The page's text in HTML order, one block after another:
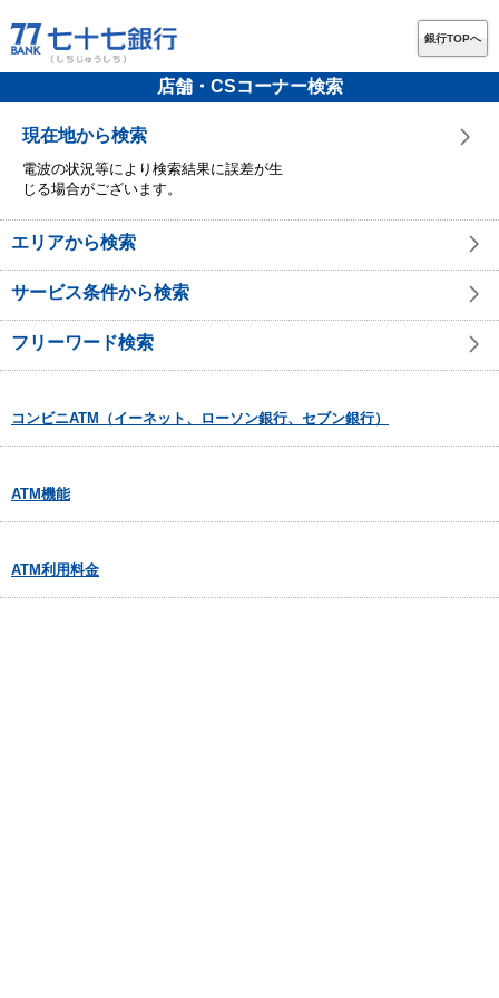
銀行TOPへ
店舗・CSコーナー検索
現在地から検索
電波の状況等により検索結果に誤差が生
じる場合がございます。
エリアから検索
サービス条件から検索
フリーワード検索
コンビニATM（イーネット、ローソン銀行、セブン銀行）
ATM機能
ATM利用料金